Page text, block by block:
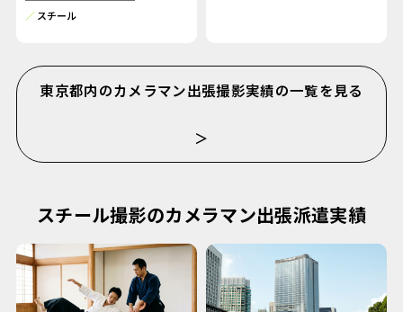
スチール
東京都内のカメラマン出張撮影実績の一覧を見る
＞
スチール撮影のカメラマン出張派遣実績